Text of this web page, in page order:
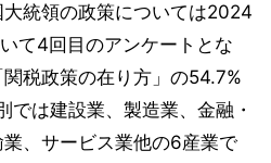
統領の政策については2024
て4回目のアンケートとな
税政策の在り方」の54.7%
は建設業、製造業、金融・
、サービス業他の6産業で